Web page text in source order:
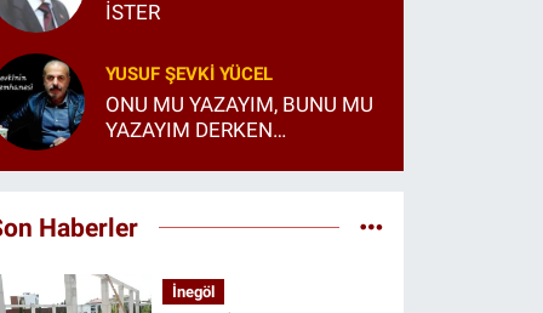
İSTER
YUSUF ŞEVKI YÜCEL
ONU MU YAZAYIM, BUNU MU
YAZAYIM DERKEN…
Haberler
İnegöl